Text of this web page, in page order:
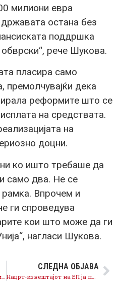
милиони евра
остана без
поддршка
рече Шукова.
пласира само
премолчувајќи дека
реформите што се
на средствата.
на
доцни.
ко ишто требаше да
само два. Не се
Впрочем и
ги спроведува
кои што може да ги
нагласи Шукова.
СЛЕДНА ОБЈАВА
Нацрт-извештајот на ЕП ја потврди вистината: Нема реформи, нема напредок – Мицкоски ја оддалечува Македонија од ЕУ